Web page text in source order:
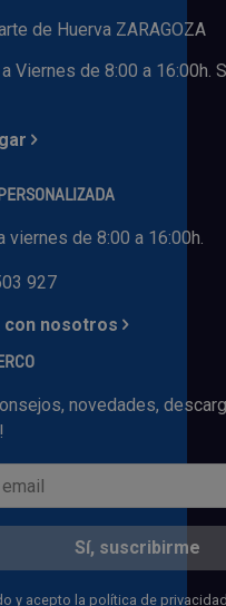
de Huerva ZARAGOZA
Viernes de 8:00 a 16:00h.
viernes de 8:00 a 16:00h.
927
con nosotros
novedades,
y acepto la política de